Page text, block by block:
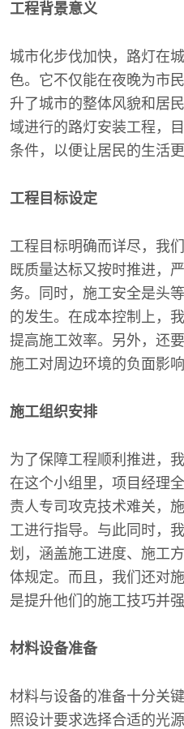
工程背景意义
城市化步伐加快，路灯在
色。它不仅能在夜晚为市
升了城市的整体风貌和居
域进行的路灯安装工程，
条件，以便让居民的生活
工程目标设定
工程目标明确而详尽，我
既质量达标又按时推进，
务。同时，施工安全是头
的发生。在成本控制上，
提高施工效率。另外，还
施工对周边环境的负面影响
施工组织安排
为了保障工程顺利推进，
在这个小组里，项目经理
责人专司攻克技术难关，
工进行指导。与此同时，
划，涵盖施工进度、施工
体规定。而且，我们还对
是提升他们的施工技巧并
材料设备准备
材料与设备的准备十分关
照设计要求选择合适的光